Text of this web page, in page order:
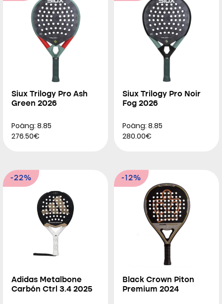
Siux Trilogy Pro Ash
Green 2026
Poäng: 8.85
276.50€
Siux Trilogy Pro Noir
Fog 2026
Poäng: 8.85
280.00€
-22%
Adidas Metalbone
Carbón Ctrl 3.4 2025
-12%
Black Crown Piton
Premium 2024